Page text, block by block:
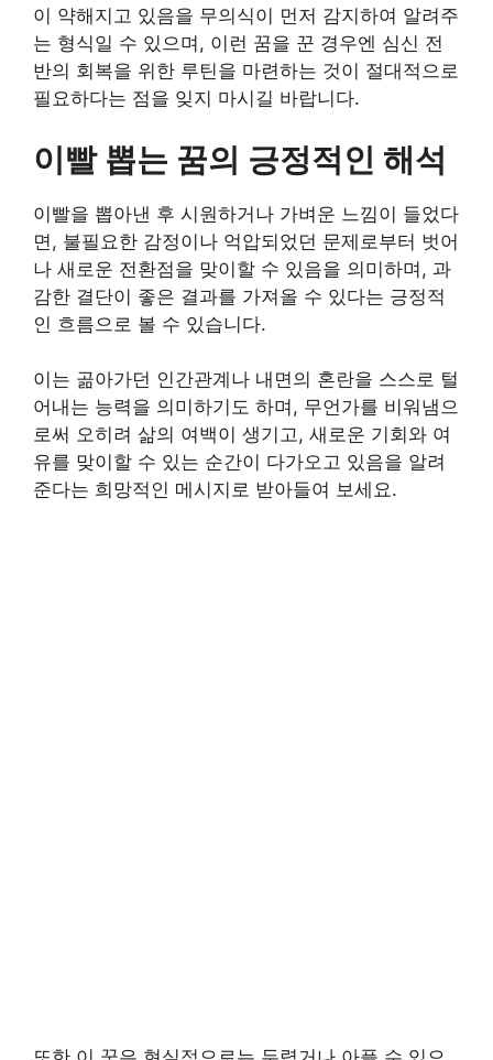
이 약해지고 있음을 무의식이 먼저 감지하여 알려주
는 형식일 수 있으며, 이런 꿈을 꾼 경우엔 심신 전
반의 회복을 위한 루틴을 마련하는 것이 절대적으로
필요하다는 점을 잊지 마시길 바랍니다.
이빨 뽑는 꿈의 긍정적인 해석
이빨을 뽑아낸 후 시원하거나 가벼운 느낌이 들었다
면, 불필요한 감정이나 억압되었던 문제로부터 벗어
나 새로운 전환점을 맞이할 수 있음을 의미하며, 과
감한 결단이 좋은 결과를 가져올 수 있다는 긍정적
인 흐름으로 볼 수 있습니다.
이는 곪아가던 인간관계나 내면의 혼란을 스스로 털
어내는 능력을 의미하기도 하며, 무언가를 비워냄으
로써 오히려 삶의 여백이 생기고, 새로운 기회와 여
유를 맞이할 수 있는 순간이 다가오고 있음을 알려
준다는 희망적인 메시지로 받아들여 보세요.